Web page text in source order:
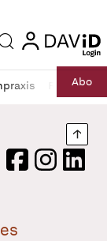
login
RechtAbo
FacebookInstagram